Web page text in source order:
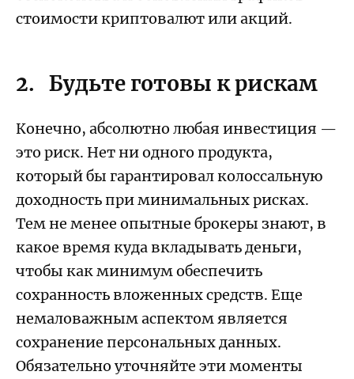
стоимости криптовалют или акций.
2. Будьте готовы к рискам
Конечно, абсолютно любая инвестиция —
это риск. Нет ни одного продукта,
который бы гарантировал колоссальную
доходность при минимальных рисках.
Тем не менее опытные брокеры знают, в
какое время куда вкладывать деньги,
чтобы как минимум обеспечить
сохранность вложенных средств. Еще
немаловажным аспектом является
сохранение персональных данных.
Обязательно уточняйте эти моменты